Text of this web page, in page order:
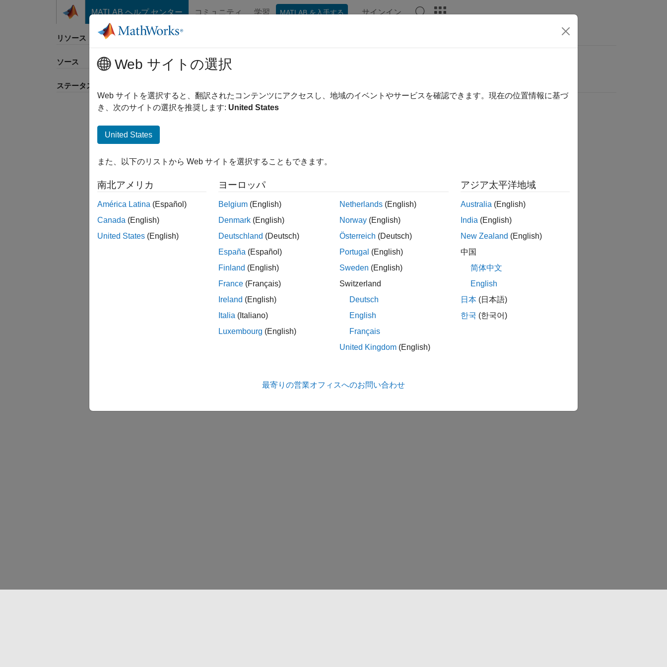
コンテンツへスキップ
MATLAB ヘルプ センター コミュニティ 学習 MATLAB を入手する サインイン
リソース
ソース
ステータス
並べ替え
Web サイトの選択
Web サイトを選択すると、翻訳されたコンテンツにアクセスし、地域のイベントやサービスを確認できます。現在の位置情報に基づ
き、次のサイトの選択を推奨します: United States
United States
また、以下のリストから Web サイトを選択することもできます。
南北アメリカ
América Latina (Español)
Canada (English)
United States (English)
ヨーロッパ
Belgium (English)
Denmark (English)
Deutschland (Deutsch)
España (Español)
Finland (English)
France (Français)
Ireland (English)
Italia (Italiano)
Luxembourg (English)
Netherlands (English)
Norway (English)
Österreich (Deutsch)
Portugal (English)
Sweden (English)
Switzerland
Deutsch
English
Français
United Kingdom (English)
アジア太平洋地域
Australia (English)
India (English)
New Zealand (English)
中国
简体中文
English
日本 (日本語)
한국 (한국어)
最寄りの営業オフィスへのお問い合わせ